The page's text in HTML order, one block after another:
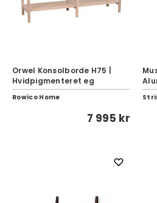
Orwel Konsolborde H75 |
Hvidpigmenteret eg
Rowico Home
7 995 kr